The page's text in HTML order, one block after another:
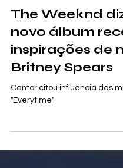
11 de ago. de 2021
1
The Weeknd
novo álbum
inspirações de
Britney Spears